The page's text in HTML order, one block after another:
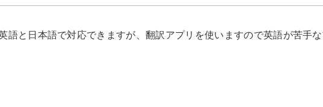
語と日本語で対応できますが、翻訳アプリを使いますので英語が苦手